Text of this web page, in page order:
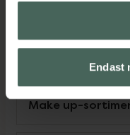
Endast
Make up-